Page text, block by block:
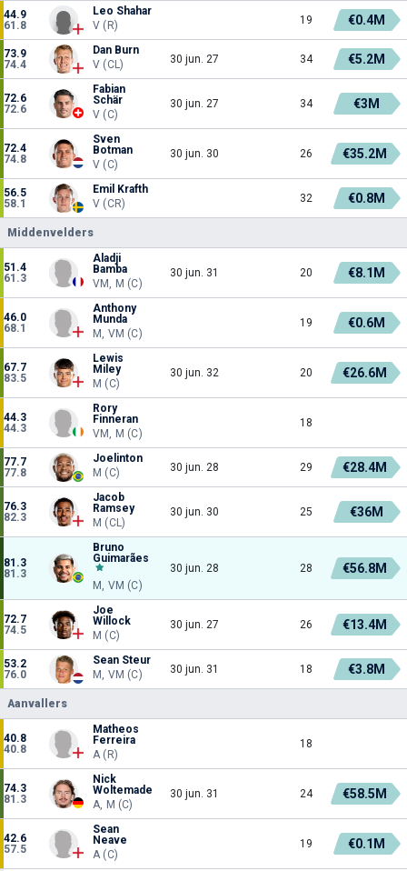
44.9
61.8
Leo Shahar
V (R)
19 €0.4M
73.9
74.4
Dan Burn
V (CL)
30 jun. 27 34 €5.2M
72.6
72.6
Fabian
Schär
V (C)
30 jun. 27 34 €3M
72.4
74.8
Sven
Botman
V (C)
30 jun. 30 26 €35.2M
56.5
58.1
Emil Krafth
V (CR)
32 €0.8M
Middenvelders
51.4
61.3
Aladji
Bamba
VM, M (C)
30 jun. 31 20 €8.1M
46.0
68.1
Anthony
Munda
M, VM (C)
19 €0.6M
67.7
83.5
Lewis
Miley
M (C)
30 jun. 32 20 €26.6M
44.3
44.3
Rory
Finneran
VM, M (C)
18
77.7
77.8
Joelinton
M (C)
30 jun. 28 29 €28.4M
76.3
82.3
Jacob
Ramsey
M (CL)
30 jun. 30 25 €36M
81.3
81.3
Bruno
Guimarães
M, VM (C)
30 jun. 28 28 €56.8M
72.7
74.5
Joe
Willock
M (C)
30 jun. 27 26 €13.4M
53.2
76.0
Sean Steur
M, VM (C)
30 jun. 31 18 €3.8M
Aanvallers
40.8
40.8
Matheos
Ferreira
A (R)
18
74.3
81.3
Nick
Woltemade
A, M (C)
30 jun. 31 24 €58.5M
42.6
57.5
Sean
Neave
A (C)
19 €0.1M